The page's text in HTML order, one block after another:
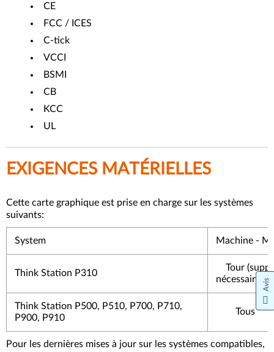
CE
FCC / ICES
C-tick
VCCI
BSMI
CB
KCC
UL
EXIGENCES MATÉRIELLES
Cette carte graphique est prise en charge sur les systèmes
suivants:
System Machine -
Think Station P310
Tour
nécessaire)
Think Station P500, P510, P700, P710,
P900, P910
Tous
Pour les dernières mises à jour sur les systèmes compatibles,
Avis